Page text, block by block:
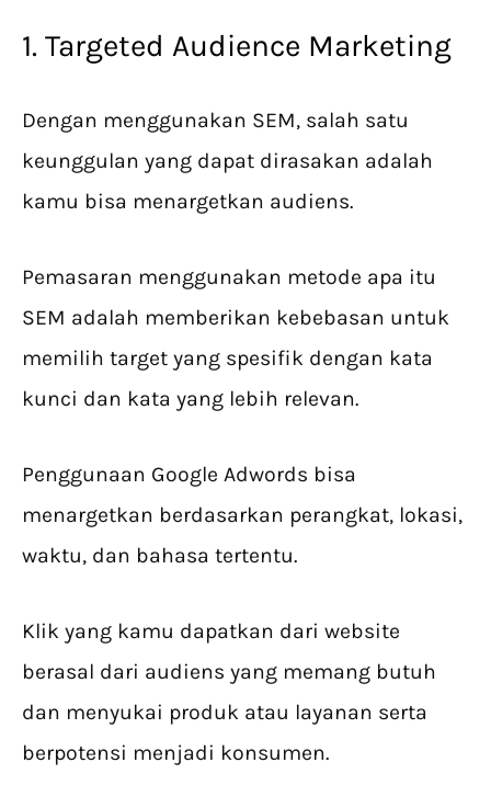
1. Targeted Audience Marketing
Dengan menggunakan SEM, salah satu
keunggulan yang dapat dirasakan adalah
kamu bisa menargetkan audiens.
Pemasaran menggunakan metode apa itu
SEM adalah memberikan kebebasan untuk
memilih target yang spesifik dengan kata
kunci dan kata yang lebih relevan.
Penggunaan Google Adwords bisa
menargetkan berdasarkan perangkat, lokasi,
waktu, dan bahasa tertentu.
Klik yang kamu dapatkan dari website
berasal dari audiens yang memang butuh
dan menyukai produk atau layanan serta
berpotensi menjadi konsumen.